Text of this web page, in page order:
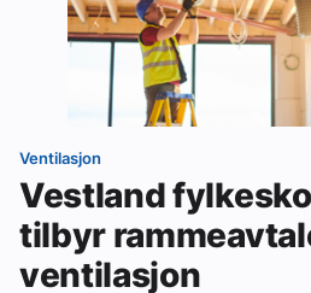
Ventilasjon
Vestland
tilbyr
ventilasjon